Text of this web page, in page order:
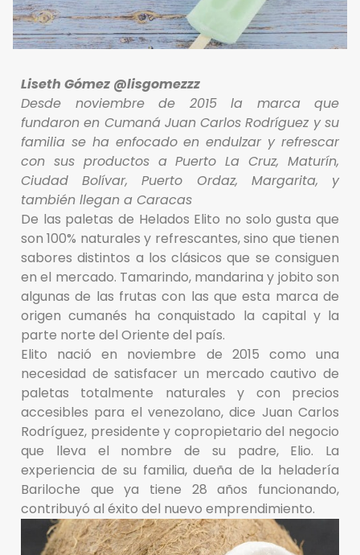
Liseth Gómez @lisgomezzz
Desde noviembre de 2015 la marca que
fundaron en Cumaná Juan Carlos Rodríguez y su
familia se ha enfocado en endulzar y refrescar
con sus productos a Puerto La Cruz, Maturín,
Ciudad Bolívar, Puerto Ordaz, Margarita, y
también llegan a Caracas
De las paletas de Helados Elito no solo gusta que
son 100% naturales y refrescantes, sino que tienen
sabores distintos a los clásicos que se consiguen
en el mercado. Tamarindo, mandarina y jobito son
algunas de las frutas con las que esta marca de
origen cumanés ha conquistado la capital y la
parte norte del Oriente del país.
Elito nació en noviembre de 2015 como una
necesidad de satisfacer un mercado cautivo de
paletas totalmente naturales y con precios
accesibles para el venezolano, dice Juan Carlos
Rodríguez, presidente y copropietario del negocio
que lleva el nombre de su padre, Elio. La
experiencia de su familia, dueña de la heladería
Bariloche que ya tiene 28 años funcionando,
contribuyó al éxito del nuevo emprendimiento.